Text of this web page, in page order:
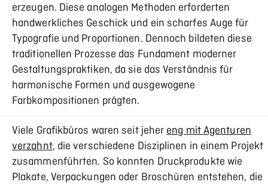
erzeugen. Diese analogen Methoden erforderten
handwerkliches Geschick und ein scharfes Auge für
Typografie und Proportionen. Dennoch bildeten diese
traditionellen Prozesse das Fundament moderner
Gestaltungspraktiken, da sie das Verständnis für
harmonische Formen und ausgewogene
Farbkompositionen prägten.
Viele Grafikbüros waren seit jehereng mit Agenturen
verzahnt, die verschiedene Disziplinen in einem Projekt
zusammenführten. So konnten Druckprodukte wie
Plakate, Verpackungen oder Broschüren entstehen, die